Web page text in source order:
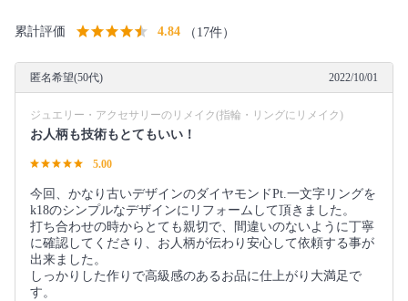
累計評価 4.84 （17件）
匿名希望(50代) 2022/10/01
ジュエリー・アクセサリーのリメイク(指輪・リングにリメイク)
お人柄も技術もとてもいい！
5.00
今回、かなり古いデザインのダイヤモンドPt.一文字リングを
k18のシンプルなデザインにリフォームして頂きました。
打ち合わせの時からとても親切で、間違いのないように丁寧
に確認してくださり、お人柄が伝わり安心して依頼する事が
出来ました。
しっかりした作りで高級感のあるお品に仕上がり大満足で
す。